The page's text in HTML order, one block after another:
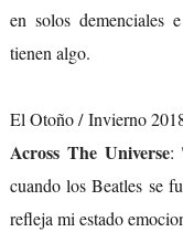
en solos demenciales
tienen algo.
El Otoño / Invierno
Across The Universe:
cuando los Beatles se
refleja mi estado